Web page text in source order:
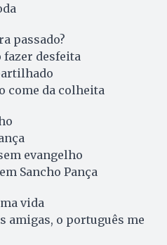
passado?
fazer desfeita
come da colheita
evangelho
Sancho Pança
vida
amigas, o português me